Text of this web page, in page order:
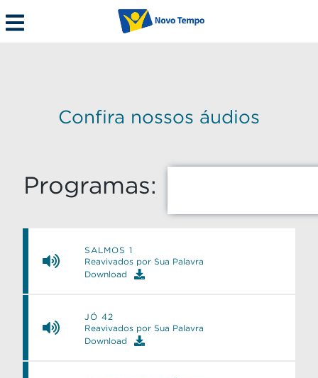
Confira nossos áudios
Programas:
SALMOS 1
Reavivados por Sua Palavra
Download
JÓ 42
Reavivados por Sua Palavra
Download